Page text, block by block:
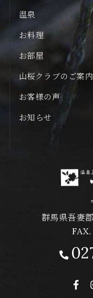
温泉
お料理
お部屋
山桜クラブのご案内
お客様の声
お知らせ
群馬県吾妻